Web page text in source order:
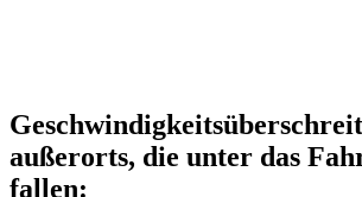
außerorts, die unter das
fallen: